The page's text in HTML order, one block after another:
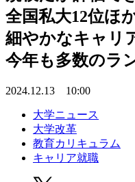
全国私大12位ほ
細やかなキャリ
今年も多数のラ
2024.12.13 10:00
大学ニュース
大学改革
教育カリキュラム
キャリア就職